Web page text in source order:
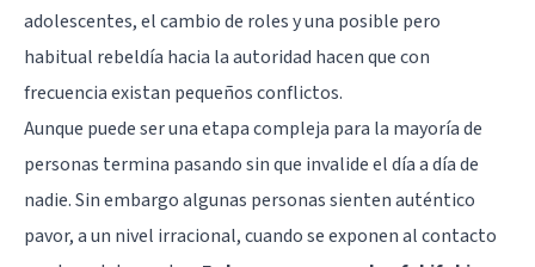
adolescentes, el cambio de roles y una posible pero
habitual rebeldía hacia la autoridad hacen que con
frecuencia existan pequeños conflictos.
Aunque puede ser una etapa compleja para la mayoría de
personas termina pasando sin que invalide el día a día de
nadie. Sin embargo algunas personas sienten auténtico
pavor, a un nivel irracional, cuando se exponen al contacto